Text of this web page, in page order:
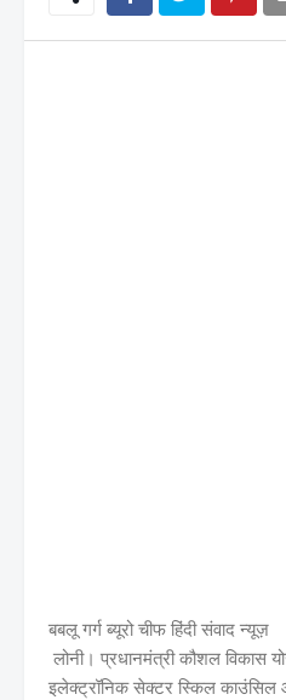
बबलू गर्ग ब्यूरो चीफ हिंदी संवाद न्यूज़
लोनी। प्रधानमंत्री कौशल विकास
इलेक्ट्रॉनिक सेक्टर स्किल